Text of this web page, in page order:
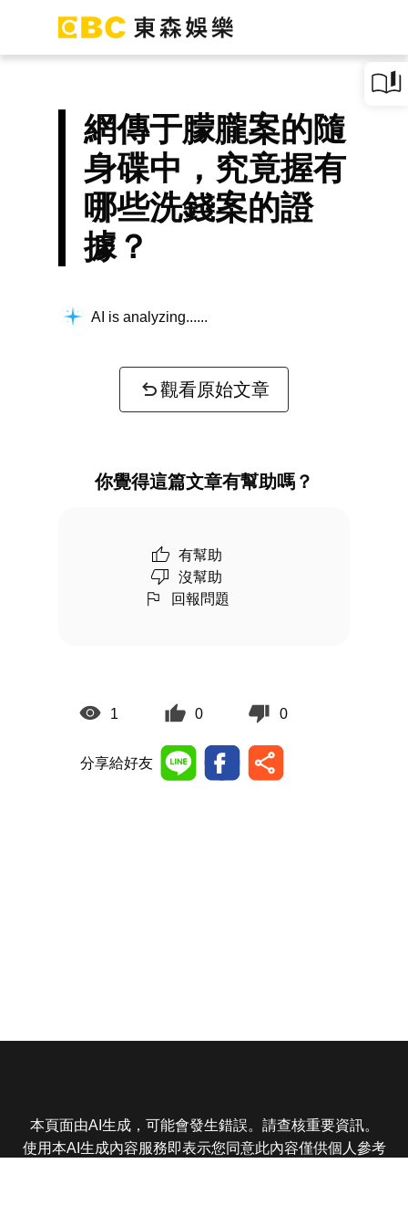
網傳于朦朧案的隨
身碟中，究竟握有
哪些洗錢案的證
據？
AI is analyzing...
觀看原始文章
你覺得這篇文章有幫助嗎？
有幫助
沒幫助
回報問題
1 0 0
分享給好友
本頁面由AI生成，可能會發生錯誤。請查核重要資訊。
使用本AI生成內容服務即表示您同意此內容僅供個人參考